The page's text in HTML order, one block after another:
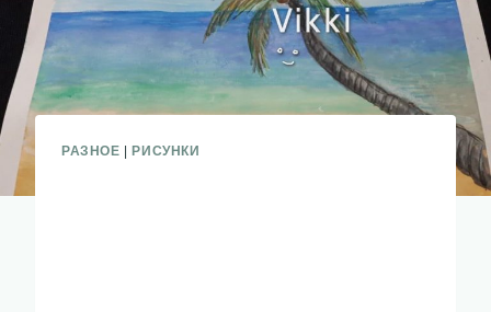
РАЗНОЕ РИСУНКИ